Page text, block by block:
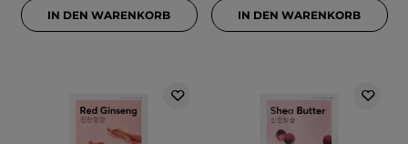
IN DEN WARENKORB IN DEN WARENKORB